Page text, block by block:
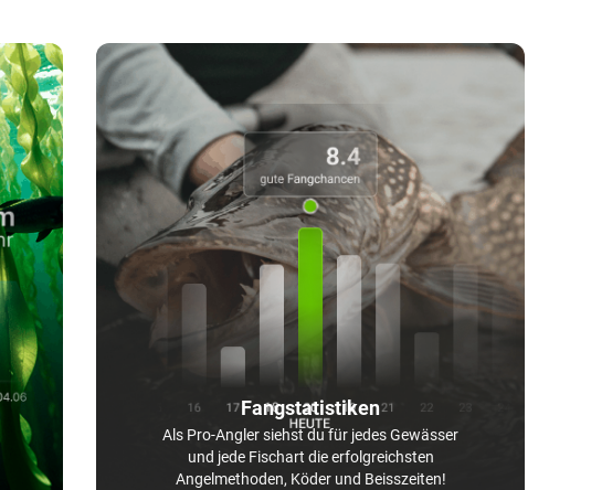
Fangstatistiken
Als Pro-Angler siehst du für jedes Gewässer
und jede Fischart die erfolgreichsten
Angelmethoden, Köder und Beisszeiten!